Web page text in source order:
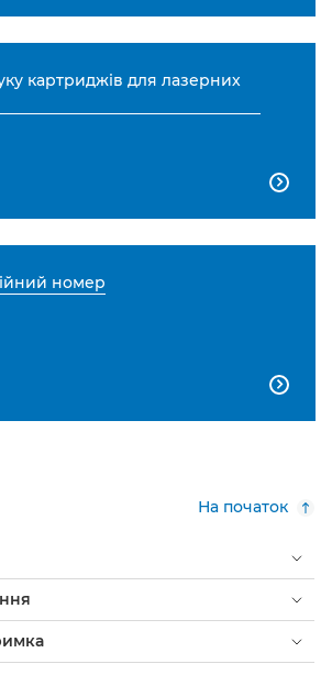
картриджів для лазерних

номер

На початок